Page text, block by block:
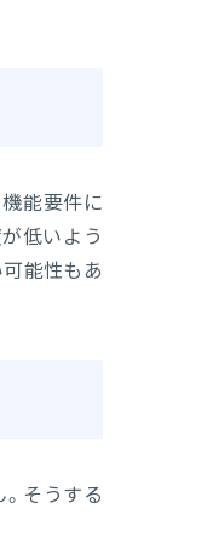
能要件に
低いよう
能性もあ
そうする